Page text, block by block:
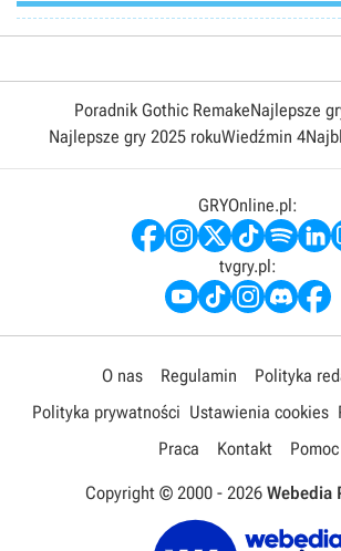
Poradnik Gothic RemakeNajlepsze
Najlepsze gry 2025 rokuWiedźmin 4
GRYOnline.pl:
tvgry.pl:
O nas Regulamin
Polityka
Polityka prywatności Ustawienia cookies
Praca
Kontakt Pomoc
Copyright © 2000 - 2026 Webedia